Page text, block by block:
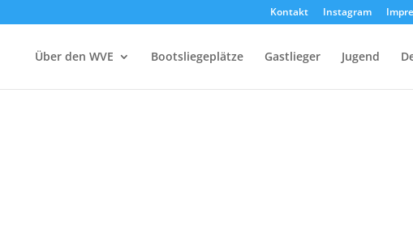
Kontakt Instagram
Über den WVE Bootsliegeplätze Gastlieger Jugend